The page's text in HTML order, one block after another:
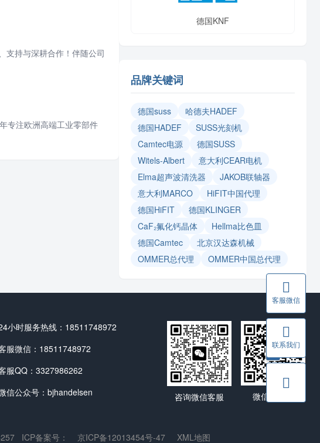
支持与深耕合作！伴随公司
专注欧洲高端工业零部件
德国KNF
品牌关键词
​德国suss
哈德夫HADEF
德国HADEF
SUSS光刻机
Camtec电源
德国SUSS
Witels‑Albert
意大利CEAR电机
Elma超声波清洗器
JAKOB联轴器
意大利MARCO
HiFIT中国代理
德国HiFIT
德国KLINGER
CaF₂氟化钙晶体
Hellma比色皿
德国Camtec
北京汉达森机械
OMMER总代理
OMMER中国总代理
客服微信
联系我们
小时服务热线：18511748972
服微信：18511748972
服QQ：3327986262
信公众号：bjhandelsen
咨询微信客服 微信公众号
ICP备案号： 京ICP备12013454号-47 XML地图